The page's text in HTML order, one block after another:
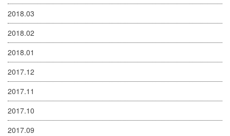
2018.03
2018.02
2018.01
2017.12
2017.11
2017.10
2017.09